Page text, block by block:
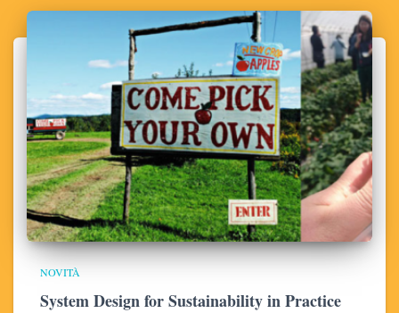
NOVITÀ
System Design for Sustainability in Practice